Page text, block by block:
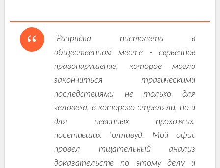
"Разрядка пистолета в
общественном месте - серьезное
правонарушение, которое могло
закончиться трагическими
последствиями не только для
человека, в которого стреляли, но и
для невинных прохожих,
посетивших Голливуд. Мой офис
провел тщательный анализ
доказательств по этому делу и